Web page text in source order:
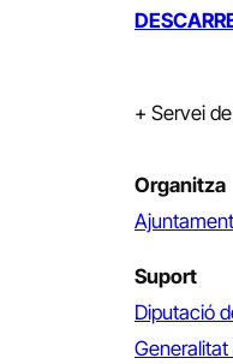
+ Servei
Organitza
Suport
Diputació